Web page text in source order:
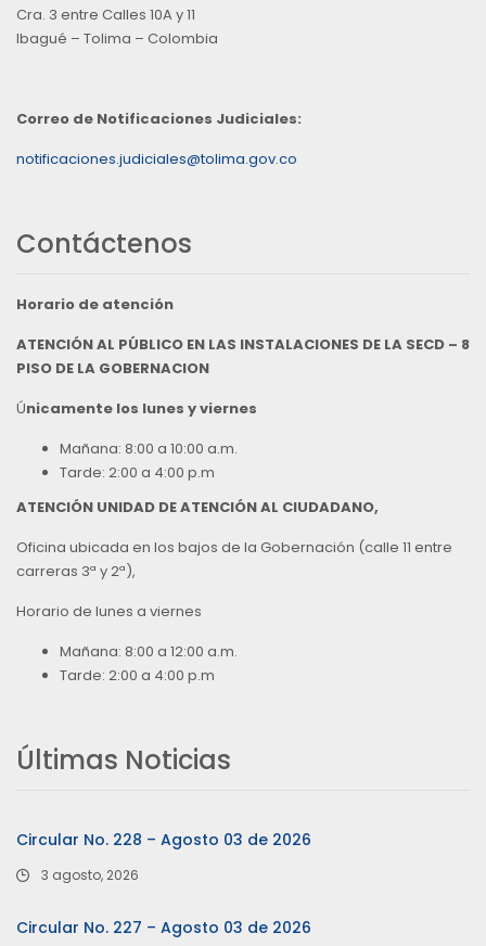
Cra. 3 entre Calles 10A y 11
Ibagué – Tolima – Colombia
Correo de Notificaciones Judiciales:
notificaciones.judiciales@tolima.gov.co
Contáctenos
Horario de atención
ATENCIÓN AL PÚBLICO EN LAS INSTALACIONES DE LA SECD – 8
PISO DE LA GOBERNACION
Únicamente los lunes y viernes
Mañana: 8:00 a 10:00 a.m.
Tarde: 2:00 a 4:00 p.m
ATENCIÓN UNIDAD DE ATENCIÓN AL CIUDADANO,
Oficina ubicada en los bajos de la Gobernación (calle 11 entre
carreras 3ª y 2ª),
Horario de lunes a viernes
Mañana: 8:00 a 12:00 a.m.
Tarde: 2:00 a 4:00 p.m
Últimas Noticias
Circular No. 228 – Agosto 03 de 2026
3 agosto, 2026
Circular No. 227 – Agosto 03 de 2026